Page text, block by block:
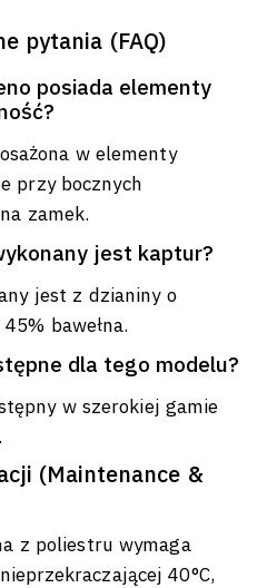
pytania (FAQ)
posiada elementy
w elementy
przy bocznych
zamek.
jest kaptur?
jest z dzianiny o
bawełna.
dla tego modelu?
w szerokiej gamie
(Maintenance &
z poliestru wymaga
40°C,